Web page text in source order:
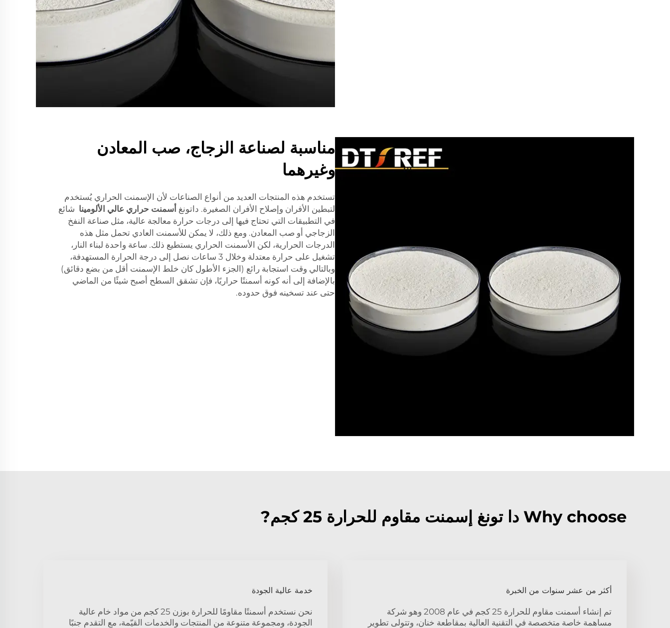
مناسبة لصناعة الزجاج، صب المعادن
وغيرهما
تستخدم هذه المنتجات العديد من أنواع الصناعات لأن الإسمنت الحراري يُستخدم
لتبطين الأفران وإصلاح الأفران الصغيرة. داتونغ أسمنت حراري عالي الألومينا شائع
في التطبيقات التي تحتاج فيها إلى درجات حرارة معالجة عالية، مثل صناعة النفخ
الزجاجي أو صب المعادن. ومع ذلك، لا يمكن للأسمنت العادي تحمل مثل هذه
الدرجات الحرارية، لكن الأسمنت الحراري يستطيع ذلك. ساعة واحدة لبناء النار،
تشغيل على حرارة معتدلة وخلال 3 ساعات نصل إلى درجة الحرارة المستهدفة،
وبالتالي وقت استجابة رائع (الجزء الأطول كان خلط الإسمنت أقل من بضع دقائق)
بالإضافة إلى أنه كونه أسمنتًا حراريًا، فإن تشقق السطح أصبح شيئًا من الماضي
حتى عند تسخينه فوق حدوده.
Why choose دا تونغ إسمنت مقاوم للحرارة 25 كجم?
أكثر من عشر سنوات من الخبرة
تم إنشاء أسمنت مقاوم للحرارة 25 كجم في عام 2008 وهو شركة
مساهمة خاصة متخصصة في التقنية العالية بمقاطعة خنان، وتتولى تطوير
خدمة عالية الجودة
نحن نستخدم أسمنتًا مقاومًا للحرارة بوزن 25 كجم من مواد خام عالية
الجودة، ومجموعة متنوعة من المنتجات والخدمات القيّمة، مع التقدم جنبًا